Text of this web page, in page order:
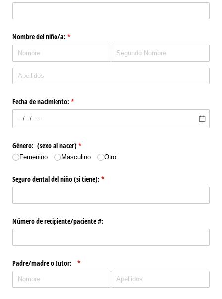
Nombre del niño/​a: *
(necesario)
Fecha de nacimiento: *
(necesario)
Género: (sexo al nacer) *
(necesario)
Femenino Masculino Otro
Seguro dental del niño (si tiene): *
(necesario)
Número de recipiente/​paciente #:
Padre/​madre o tutor: *
(necesario)